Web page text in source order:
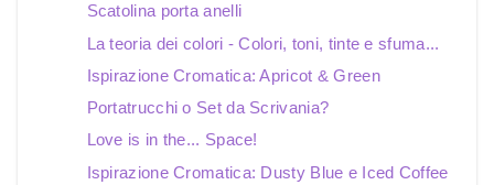
Scatolina porta anelli
La teoria dei colori - Colori, toni, tinte e sfuma...
Ispirazione Cromatica: Apricot & Green
Portatrucchi o Set da Scrivania?
Love is in the... Space!
Ispirazione Cromatica: Dusty Blue e Iced Coffee